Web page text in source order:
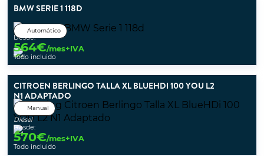
BMW SERIE 1 118D
Automático
Desde:
564€/mes+IVA
Todo incluido
CITROEN BERLINGO TALLA XL BLUEHDI 100 YOU L2
N1 ADAPTADO
Manual
Diésel
Desde:
570€/mes+IVA
Todo incluido